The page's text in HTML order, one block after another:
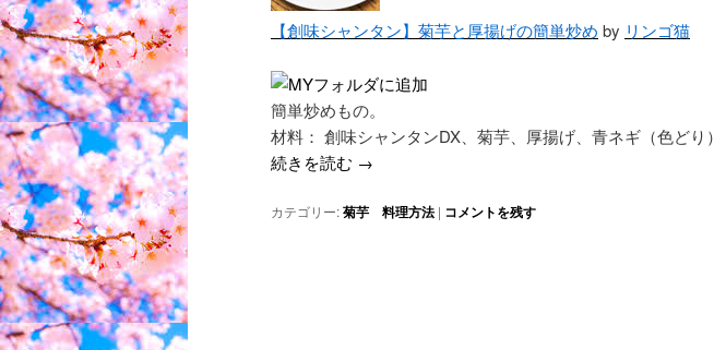
【創味シャンタン】菊芋と厚揚げの簡単炒め by リンゴ猫
簡単炒めもの。
材料： 創味シャンタンDX、菊芋、厚揚げ、青ネギ（色どり）
続きを読む →
カテゴリー:菊芋 料理方法 | コメントを残す